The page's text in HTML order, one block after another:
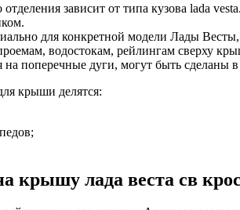
зависит от типа кузова lada
для конкретной модели Лады
водостокам, рейлингам сверху
поперечные дуги, могут быть сделаны
крыши делятся:
крышу лада веста св